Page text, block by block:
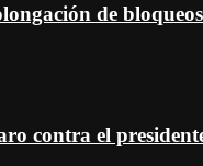
de
contra el